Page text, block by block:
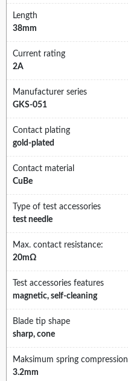
Length
38mm
Current rating
2A
Manufacturer series
GKS-051
Contact plating
gold-plated
Contact material
CuBe
Type of test accessories
test needle
Max. contact resistance:
20mΩ
Test accessories features
magnetic, self-cleaning
Blade tip shape
sharp, cone
Maksimum spring compression
3.2mm